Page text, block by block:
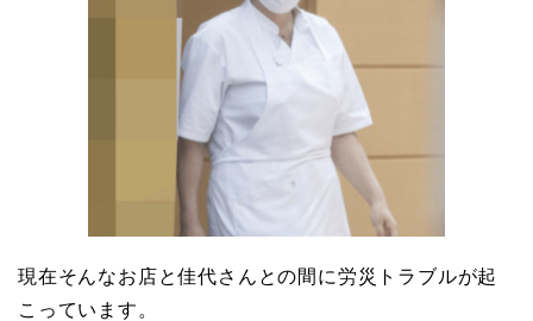
現在そんなお店と佳代さんとの間に労災トラブルが起
こっています。